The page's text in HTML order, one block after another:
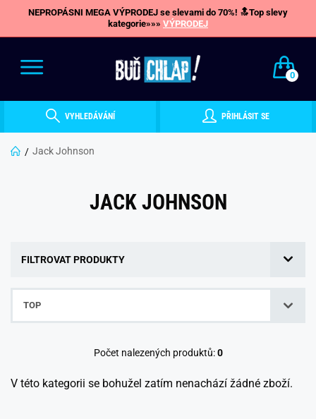
NEPROPÁSNI MEGA VÝPRODEJ se slevami do 70%! 🔝Top slevy
kategorie»»» VÝPRODEJ
0
VYHLEDÁVÁNÍ PŘIHLÁSIT SE
Jack Johnson
JACK JOHNSON
FILTROVAT PRODUKTY
TOP
Počet nalezených produktů:0
V této kategorii se bohužel zatím nenachází žádné zboží.